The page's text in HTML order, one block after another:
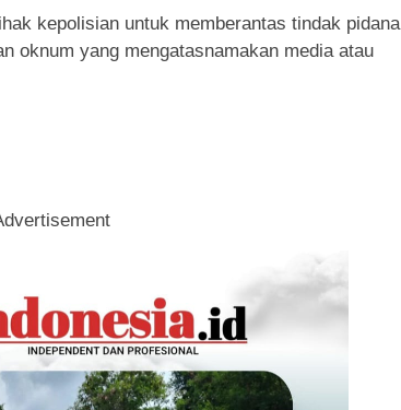
kepolisian untuk memberantas tindak pidana
oknum yang mengatasnamakan media atau